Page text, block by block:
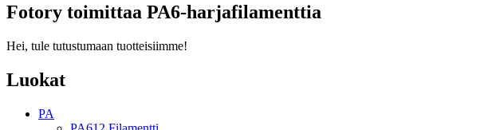
Fotory toimittaa PA6-harjafilamenttia
Hei, tule tutustumaan tuotteisiimme!
Luokat
PA